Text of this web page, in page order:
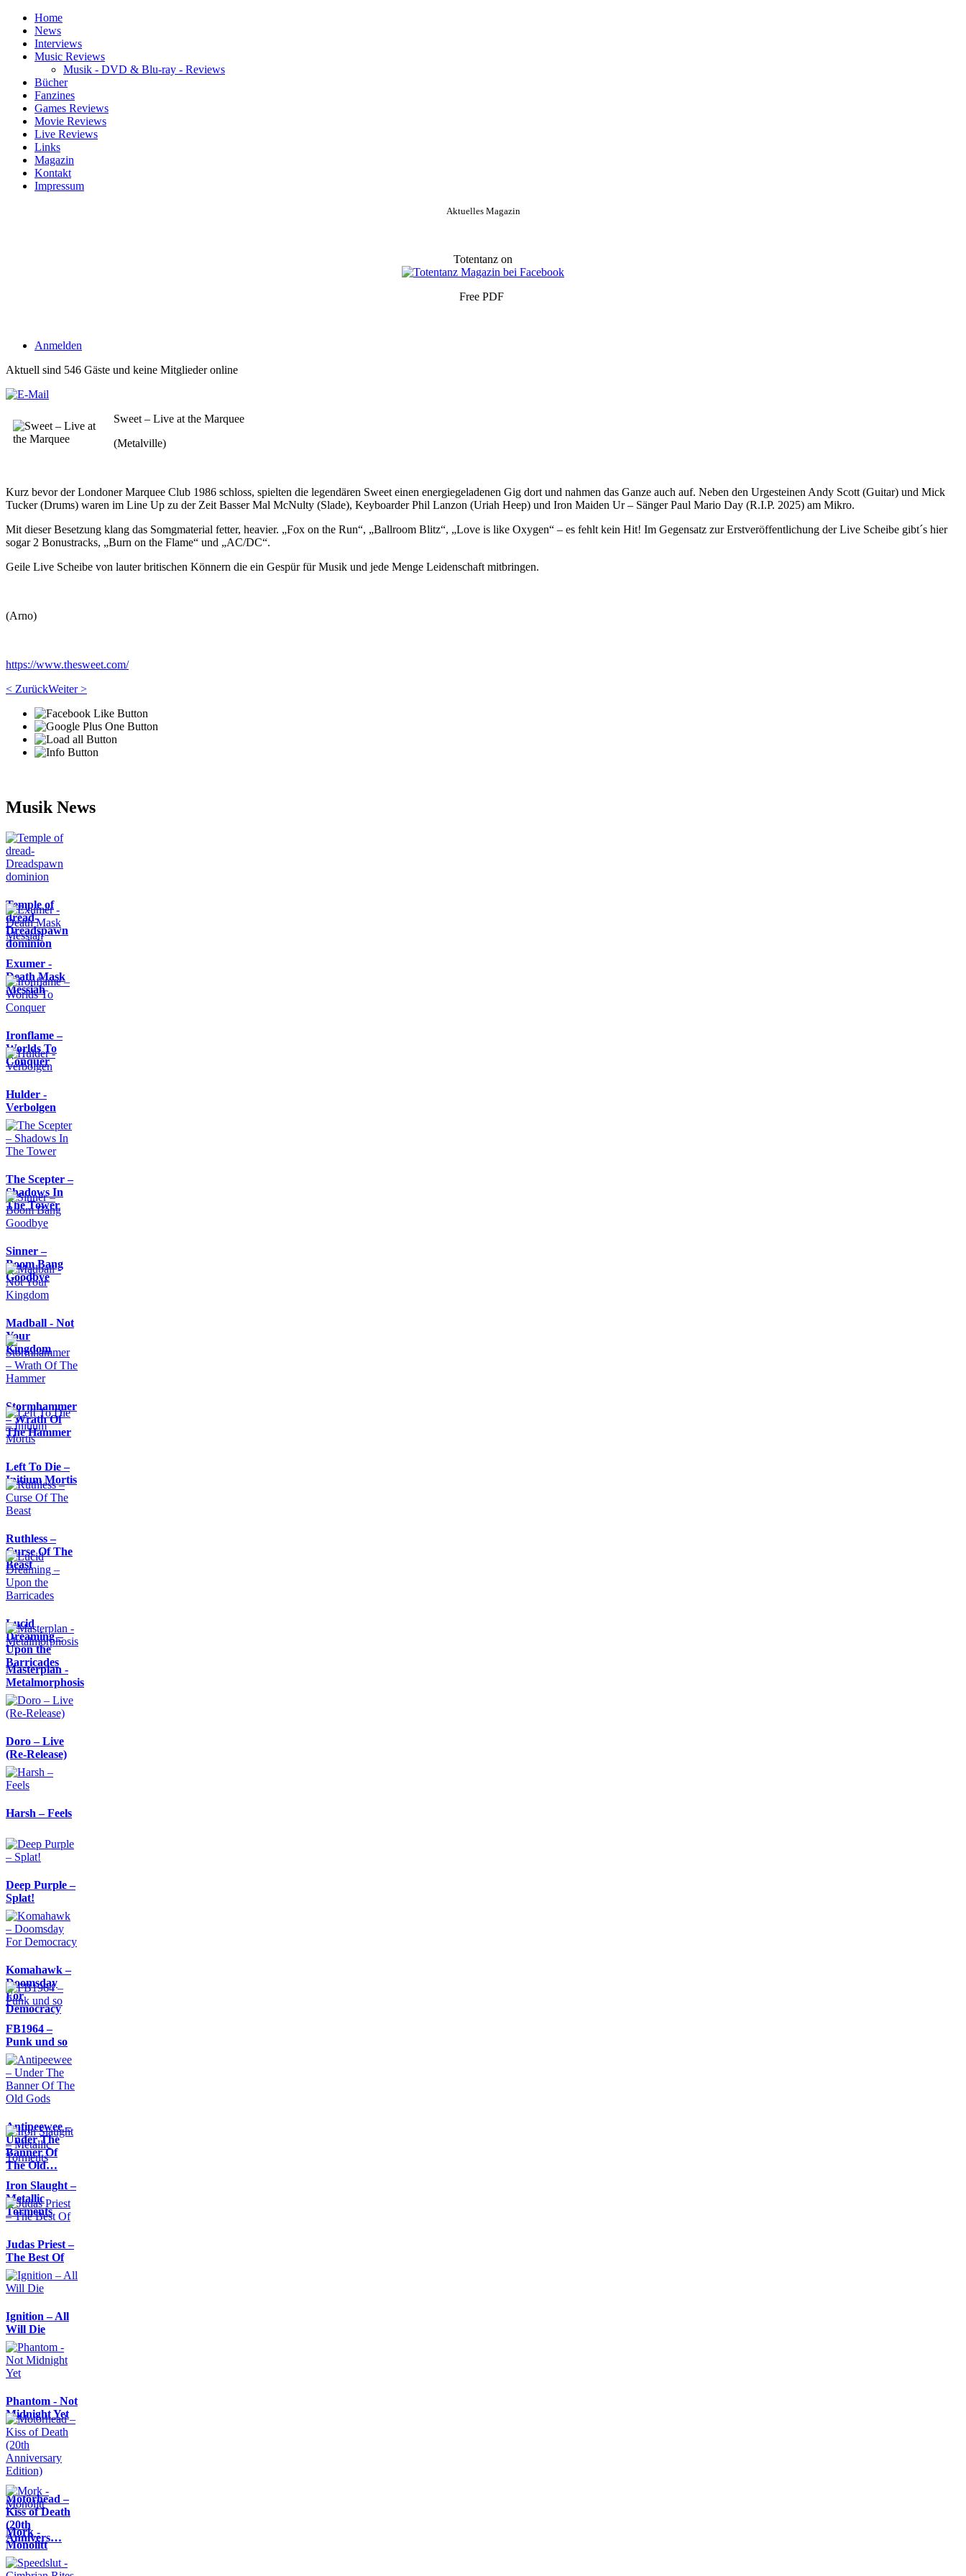
Home
News
Interviews
Music Reviews
Musik - DVD & Blu-ray - Reviews
Bücher
Fanzines
Games Reviews
Movie Reviews
Live Reviews
Links
Magazin
Kontakt
Impressum
Aktuelles Magazin
Totentanz on
Free PDF
Anmelden
Aktuell sind 546 Gäste und keine Mitglieder online
Sweet – Live at the Marquee
(Metalville)
Kurz bevor der Londoner Marquee Club 1986 schloss, spielten die legendären Sweet einen energiegeladenen Gig dort und nahmen das Ganze auch auf. Neben den Urgesteinen Andy Scott (Guitar) und Mick
Tucker (Drums) waren im Line Up zu der Zeit Basser Mal McNulty (Slade), Keyboarder Phil Lanzon (Uriah Heep) und Iron Maiden Ur – Sänger Paul Mario Day (R.I.P. 2025) am Mikro.
Mit dieser Besetzung klang das Somgmaterial fetter, heavier. „Fox on the Run“, „Ballroom Blitz“, „Love is like Oxygen“ – es fehlt kein Hit! Im Gegensatz zur Erstveröffentlichung der Live Scheibe gibt´s hier
sogar 2 Bonustracks, „Burn on the Flame“ und „AC/DC“.
Geile Live Scheibe von lauter britischen Könnern die ein Gespür für Musik und jede Menge Leidenschaft mitbringen.
(Arno)
https://www.thesweet.com/
< ZurückWeiter >
Musik News
Temple of
dread-
Dreadspawn
dominion
Exumer -
Death Mask
Messiah
Ironflame –
Worlds To
Conquer
Hulder -
Verbolgen
The Scepter –
Shadows In
The Tower
Sinner –
Boom Bang
Goodbye
Madball - Not
Your
Kingdom
Stormhammer
– Wrath Of
The Hammer
Left To Die –
Initium Mortis
Ruthless –
Curse Of The
Beast
Lucid
Dreaming –
Upon the
Barricades
Masterplan -
Metalmorphosis
Doro – Live
(Re-Release)
Harsh – Feels
Deep Purple –
Splat!
Komahawk –
Doomsday
For
Democracy
FB1964 –
Punk und so
Antipeewee –
Under The
Banner Of
The Old…
Iron Slaught –
Metallic
Torments
Judas Priest –
The Best Of
Ignition – All
Will Die
Phantom - Not
Midnight Yet
Motörhead –
Kiss of Death
(20th
Annivers…
Mork -
Monolitt